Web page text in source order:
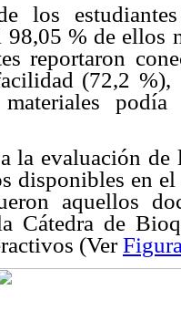
los
98,05 % de ellos
reportaron
(72,2
materiales
la evaluación
disponibles en
aquellos
Cátedra de
(Ver